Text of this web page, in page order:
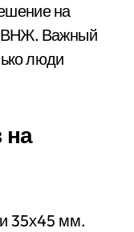
на
ВНЖ. Важный
люди
на
35х45 мм.